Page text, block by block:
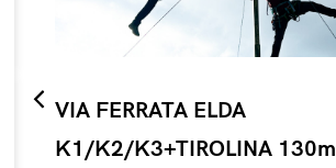
VIA FERRATA ELDA
K1/K2/K3+TIROLINA 130m